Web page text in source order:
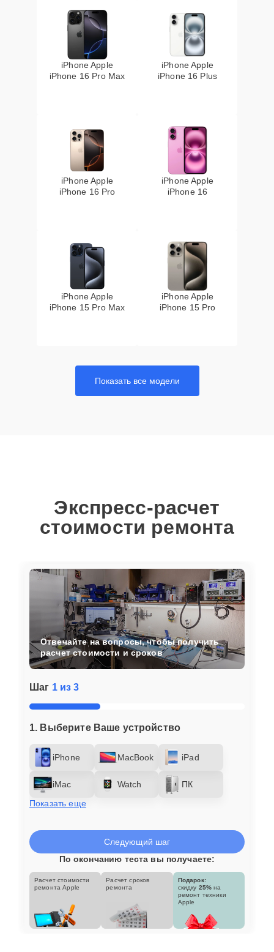
iPhone Apple
iPhone 16 Pro Max
iPhone Apple
iPhone 16 Plus
iPhone Apple
iPhone 16 Pro
iPhone Apple
iPhone 16
iPhone Apple
iPhone 15 Pro Max
iPhone Apple
iPhone 15 Pro
Показать все модели
Экспресс-расчет
стоимости ремонта
Шаг 1 из 3
1. Выберите Ваше устройство
iPhone MacBook iPad
iMac Watch
ПК
Показать еще
Отвечайте на вопросы, чтобы получить
расчет стоимости и сроков
Следующий шаг
По окончанию теста вы получаете:
Расчет стоимости
ремонта Apple
Расчет сроков
ремонта
Подарок:
скидку 25% на
ремонт техники
Apple